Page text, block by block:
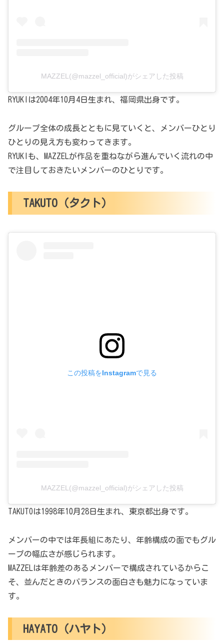
MAZZEL(@mazzel_official)がシェアした投稿
RYUKIは2004年10月4日生まれ、福岡県出身です。
グループ全体の成長とともに見ていくと、メンバーひとり
ひとりの見え方も変わってきます。
RYUKIも、MAZZELが作品を重ねながら進んでいく流れの中
で注目しておきたいメンバーのひとりです。
TAKUTO（タクト）
この投稿をInstagramで見る
MAZZEL(@mazzel_official)がシェアした投稿
TAKUTOは1998年10月28日生まれ、東京都出身です。
メンバーの中では年長組にあたり、年齢構成の面でもグル
ープの幅広さが感じられます。
MAZZELは年齢差のあるメンバーで構成されているからこ
そ、並んだときのバランスの面白さも魅力になっていま
す。
HAYATO（ハヤト）